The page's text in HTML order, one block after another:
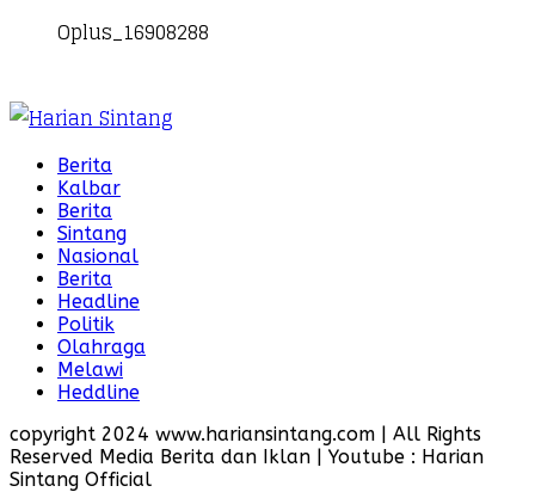
Oplus_16908288
Berita
Kalbar
Berita
Sintang
Nasional
Berita
Headline
Politik
Olahraga
Melawi
Heddline
copyright 2024 www.hariansintang.com | All Rights
Reserved Media Berita dan Iklan | Youtube : Harian
Sintang Official